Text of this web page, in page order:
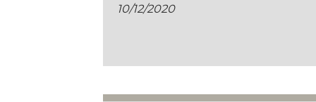
10/12/2020